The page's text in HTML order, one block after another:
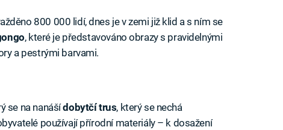
800 000 lidí, dnes je v zemi již klid a s ním se
, které je představováno obrazy s pravidelnými
a pestrými barvami.
se na nanášídobytčí trus, který se nechá
používají přírodní materiály – k dosažení